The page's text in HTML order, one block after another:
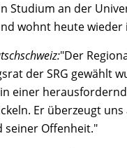
Studium an der
wohnt heute
"Der
der SRG gewählt
einer
Er überzeugt
seiner Offenheit."